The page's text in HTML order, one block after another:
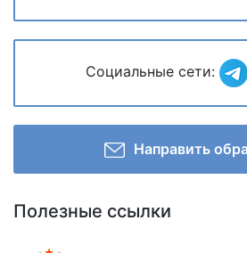
Социальные сети:
Направить
Полезные ссылки